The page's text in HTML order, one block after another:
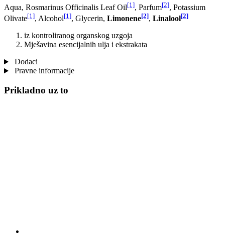
Aqua, Rosmarinus Officinalis Leaf Oil[1], Parfum[2], Potassium
Olivate[1], Alcohol[1], Glycerin, Limonene[2], Linalool[2]
iz kontroliranog organskog uzgoja
Mješavina esencijalnih ulja i ekstrakata
Dodaci
Pravne informacije
Prikladno uz to